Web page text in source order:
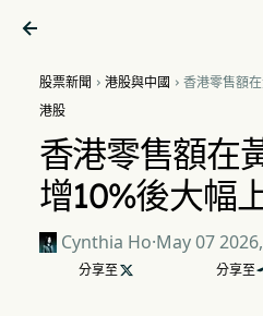

股票新聞  港股與中國  香港零售額
港股
香港零售額在
增10%後大幅
Cynthia Ho·May 07
分享至  分享至